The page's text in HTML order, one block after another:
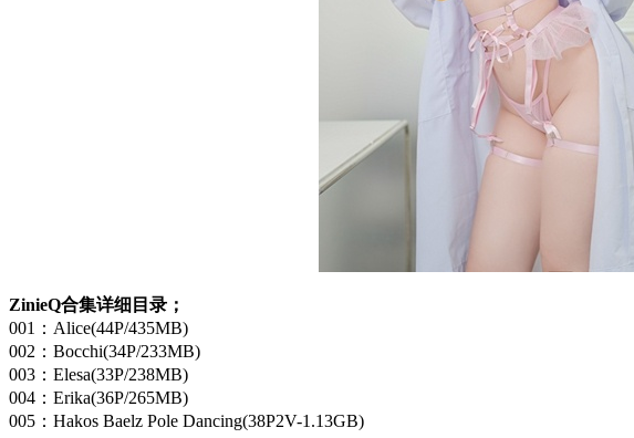
ZinieQ合集详细目录；
001：Alice(44P/435MB)
002：Bocchi(34P/233MB)
003：Elesa(33P/238MB)
004：Erika(36P/265MB)
005：Hakos Baelz Pole Dancing(38P2V-1.13GB)